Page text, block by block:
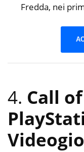
Fredda, nei
4. Call